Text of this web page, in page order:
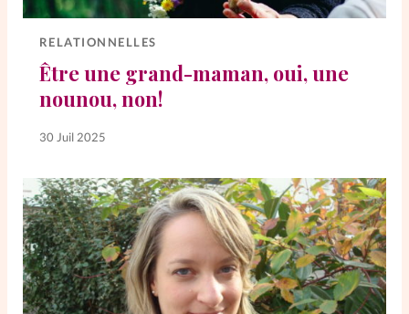
Elles nous inspirent
Entre4yeux
L'anecdote
La Bible au féminin
Lifestyle
Littérature
PersonnElles
RelationnElles
RELATIONNELLES
Être une grand-maman, oui, une
nounou, non!
30 Juil 2025